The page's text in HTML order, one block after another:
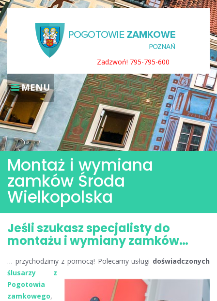
Skip
to
content
Zadzwoń! 795-795-600
MENU
Montaż i wymiana
zamków Środa
Wielkopolska
Jeśli szukasz specjalisty do
montażu i wymiany zamków…
… przychodzimy z pomocą! Polecamy usługi doświadczonych
ślusarzy z
Pogotowia
zamkowego,